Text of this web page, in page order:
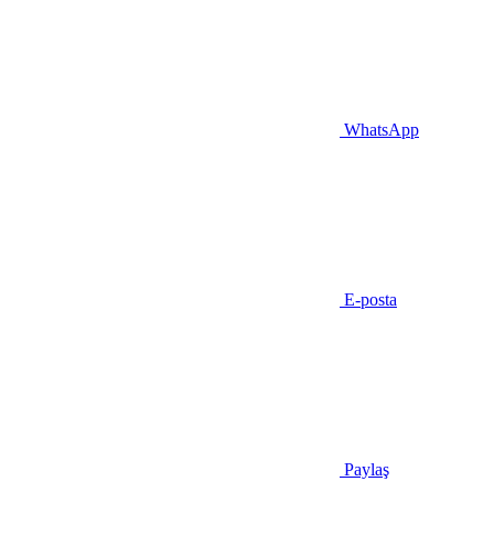
WhatsApp
E-posta
Paylaş